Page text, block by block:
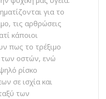
για το
τις αρθρώσεις
κάποιοι
πως το τρέξιμο
των οστών, ενώ
ρίσκο
σε ισχία και
των